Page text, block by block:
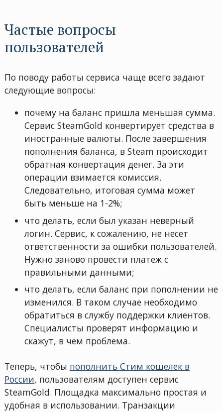
Частые вопросы
пользователей
По поводу работы сервиса чаще всего задают
следующие вопросы:
почему на баланс пришла меньшая сумма.
Сервис SteamGold конвертирует средства в
иностранные валюты. После завершения
пополнения баланса, в Steam происходит
обратная конвертация денег. За эти
операции взимается комиссия.
Следовательно, итоговая сумма может
быть меньше на 1-2%;
что делать, если был указан неверный
логин. Сервис, к сожалению, не несет
ответственности за ошибки пользователей.
Нужно заново провести платеж с
правильными данными;
что делать, если баланс при пополнении не
изменился. В таком случае необходимо
обратиться в службу поддержки клиентов.
Специалисты проверят информацию и
скажут, в чем проблема.
Теперь, чтобы пополнить Стим кошелек в
России, пользователям доступен сервис
SteamGold. Площадка максимально простая и
удобная в использовании. Транзакции